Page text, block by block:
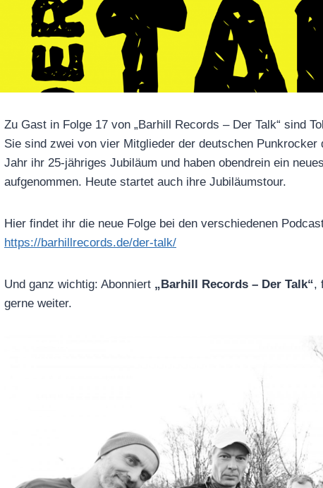
Zu Gast in Folge 17 von „Barhill Records – Der Talk“ sind
Sie sind zwei von vier Mitglieder der deutschen Punkrocker
Jahr ihr 25-jähriges Jubiläum und haben obendrein ein
aufgenommen. Heute startet auch ihre Jubiläumstour.
Hier findet ihr die neue Folge bei den verschiedenen
https://barhillrecords.de/der-talk/
Und ganz wichtig: Abonniert „Barhill Records – Der Talk“,
gerne weiter.